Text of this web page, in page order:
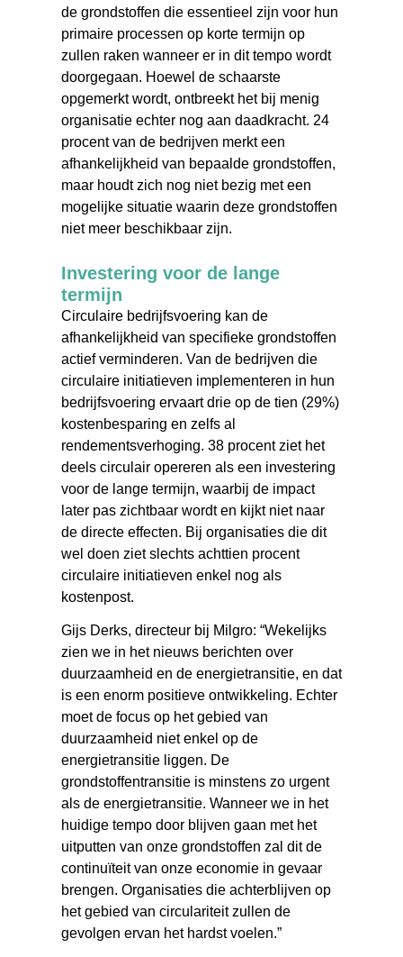
de grondstoffen die essentieel zijn voor hun
primaire processen op korte termijn op
zullen raken wanneer er in dit tempo wordt
doorgegaan. Hoewel de schaarste
opgemerkt wordt, ontbreekt het bij menig
organisatie echter nog aan daadkracht. 24
procent van de bedrijven merkt een
afhankelijkheid van bepaalde grondstoffen,
maar houdt zich nog niet bezig met een
mogelijke situatie waarin deze grondstoffen
niet meer beschikbaar zijn.
Investering voor de lange
termijn
Circulaire bedrijfsvoering kan de
afhankelijkheid van specifieke grondstoffen
actief verminderen. Van de bedrijven die
circulaire initiatieven implementeren in hun
bedrijfsvoering ervaart drie op de tien (29%)
kostenbesparing en zelfs al
rendementsverhoging. 38 procent ziet het
deels circulair opereren als een investering
voor de lange termijn, waarbij de impact
later pas zichtbaar wordt en kijkt niet naar
de directe effecten. Bij organisaties die dit
wel doen ziet slechts achttien procent
circulaire initiatieven enkel nog als
kostenpost.
Gijs Derks, directeur bij Milgro: “Wekelijks
zien we in het nieuws berichten over
duurzaamheid en de energietransitie, en dat
is een enorm positieve ontwikkeling. Echter
moet de focus op het gebied van
duurzaamheid niet enkel op de
energietransitie liggen. De
grondstoffentransitie is minstens zo urgent
als de energietransitie. Wanneer we in het
huidige tempo door blijven gaan met het
uitputten van onze grondstoffen zal dit de
continuïteit van onze economie in gevaar
brengen. Organisaties die achterblijven op
het gebied van circulariteit zullen de
gevolgen ervan het hardst voelen.”